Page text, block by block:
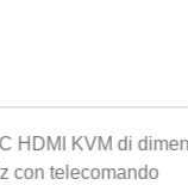
HDMI KVM di
con telecomando